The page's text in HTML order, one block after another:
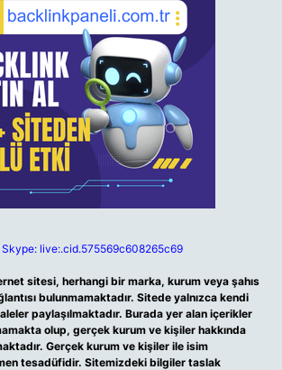
Skype: live:.cid.575569c608265c69
sitesi, herhangi bir marka, kurum veya şahıs
bulunmamaktadır. Sitede yalnızca kendi
paylaşılmaktadır. Burada yer alan içerikler
olup, gerçek kurum ve kişiler hakkında
Gerçek kurum ve kişiler ile isim
tesadüfidir. Sitemizdeki bilgiler taslak